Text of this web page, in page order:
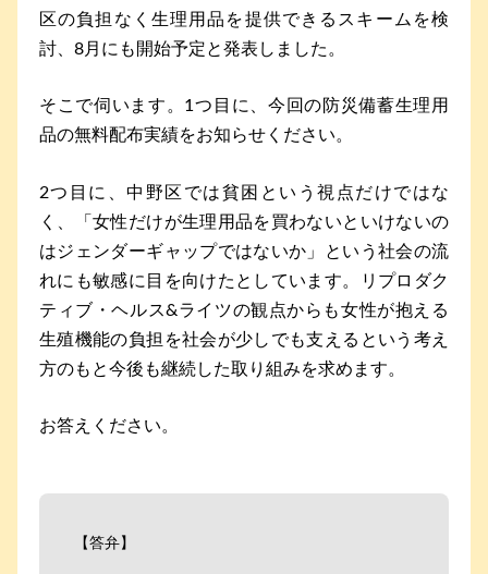
区の負担なく生理用品を提供できるスキームを検
討、8月にも開始予定と発表しました。
そこで伺います。1つ目に、今回の防災備蓄生理用
品の無料配布実績をお知らせください。
2つ目に、中野区では貧困という視点だけではな
く、「女性だけが生理用品を買わないといけないの
はジェンダーギャップではないか」という社会の流
れにも敏感に目を向けたとしています。リプロダク
ティブ・ヘルス&ライツの観点からも女性が抱える
生殖機能の負担を社会が少しでも支えるという考え
方のもと今後も継続した取り組みを求めます。
お答えください。
【答弁】